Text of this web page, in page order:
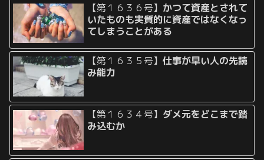
【第１６３６号】 かつて資産とされて
いたものも実質的に資産ではなくなっ
てしまうことがある
【第１６３５号】仕事が早い人の先読
み能力
【第１６３４号】 ダメ元をどこまで踏
み込むか